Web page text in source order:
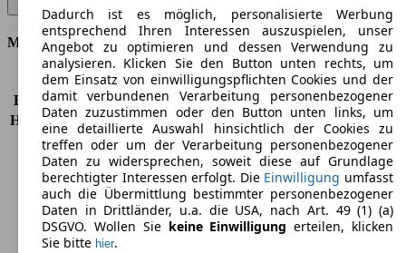
Motor & Leistung
KW (PS)
250 kW (340 PS)
Beschleunigung (0-100 km/h) 6,0s
Höchstgeschwindigkeit (km/h) 200 km/h
Anzahl der Gänge
1
Drehmoment
664 nm
Hubraum
-
Kraftstoff
Elektro
Zylinder
-
Getriebe
Dadurch ist es möglich, personalisierte Werbung
entsprechend Ihren Interessen auszuspielen, unser
Angebot zu optimieren und dessen Verwendung zu
analysieren. Klicken Sie den Button unten rechts, um
dem Einsatz von einwilligungspflichten Cookies und der
damit verbundenen Verarbeitung personenbezogener
Daten zuzustimmen oder den Button unten links, um
eine detaillierte Auswahl hinsichtlich der Cookies zu
treffen oder um der Verarbeitung personenbezogener
Daten zu widersprechen, soweit diese auf Grundlage
berechtigter Interessen erfolgt. Die Einwilligung umfasst
auch die Übermittlung bestimmter personenbezogener
Daten in Drittländer, u.a. die USA, nach Art. 49 (1) (a)
DSGVO. Wollen Sie keine Einwilligung erteilen, klicken
Sie bitte hier.